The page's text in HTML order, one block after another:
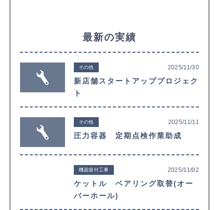
最新の実績
その他 2025/11/30
新店舗スタートアッププロジェク
ト
その他 2025/11/11
圧力容器 定期点検作業助成
機器据付工事 2025/11/02
ケットル ベアリング取替(オー
バーホール)